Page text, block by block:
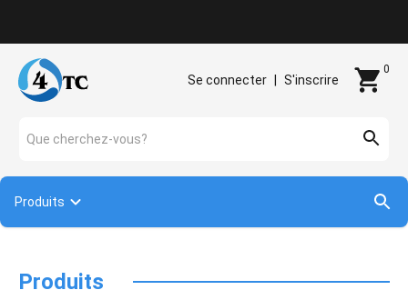
Se connecter S'inscrire
0
Que cherchez-vous?
Produits
Produits